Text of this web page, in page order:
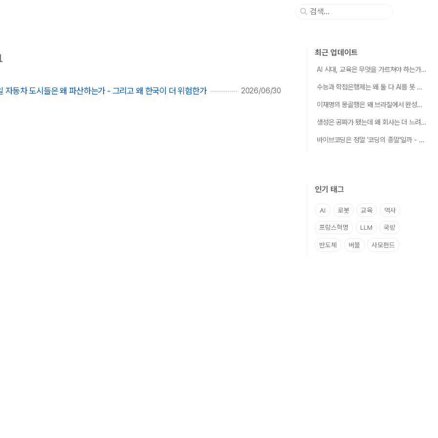
자동차 도시들은 왜 파산하는가 - 그리고 왜 한국이 더 위험한가 2026/06/30
최근 업데이트
AI 시대, 교육은 무엇을 가르쳐야 하는가 - 우리는 지금 "초등교육"이 처음 발명되던 순간에 서 있다
수능과 학점은행제는 왜 둘 다 AI를 못 가르치는가
이재명의 몽골행은 왜 브라질에서 완성되는가 - 로봇의 심장에는 반쪽짜리 광구가 두 개 필요했다
생성은 공짜가 됐는데 왜 회사는 더 느려졌는가 - AI 시대, 가치는 "만들기"에서 "거르고·쌓고·엮기"로 옮겨갔다
바이브코딩은 정말 '코딩의 종말'일까 - 그렇게 따지면 종말은 적어도 1950년대부터 이미 시작됐다
인기 태그
AI 로봇 교육 역사
프랑스혁명 LLM 국방
반도체 버블 사모펀드